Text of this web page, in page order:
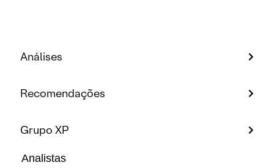
Análises
Recomendações
Grupo XP
Analistas